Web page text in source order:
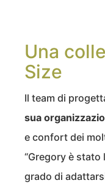
Una
Size
Il team di
sua
e confort dei
“Gregory è
grado di